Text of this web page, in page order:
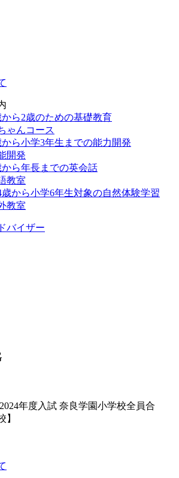
から2歳のための基礎教育
ゃんコース
から小学3年生までの能力開発
開発
から年⻑までの英会話
教室
歳から小学6年生対象の自然体験学習
教室
バイザー
年度入試 奈良学園小学校全員合
】